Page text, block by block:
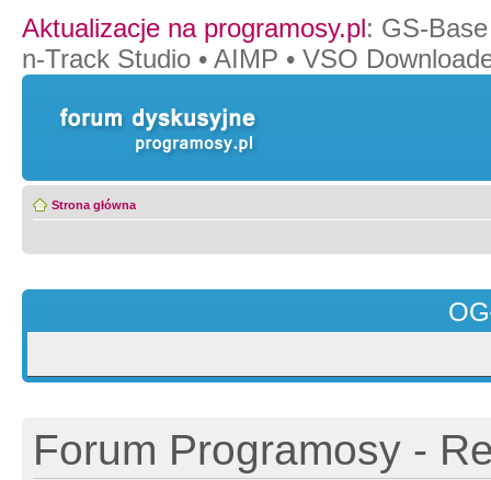
Aktualizacje na programosy.pl: GS-Base
n-Track Studio • AIMP • VSO
Strona główna
Forum Programosy -